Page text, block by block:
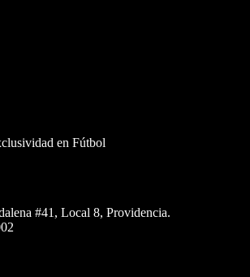
en Fútbol
#41, Local 8, Providencia.